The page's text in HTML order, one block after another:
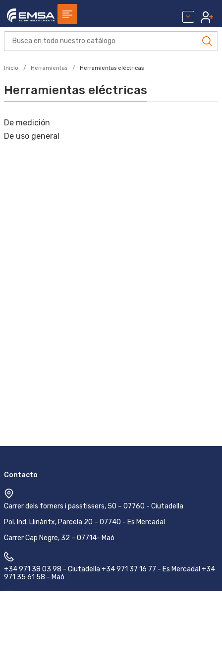
Inicio Herramientas Herramientas eléctricas
Herramientas eléctricas
De medición
De uso general
Contacto
Carrer dels forners i passtissers, 50 – 07760 - Ciutadella
Pol. Ind. Llinàritx, Parcela 20 – 07740 - Es Mercadal
Carrer Cap Negre, 32 – 07714- Maó
+34 971 38 03 98 - Ciutadella +34 971 37 16 77 - Es Mercadal +34
971 35 61 58 - Maó